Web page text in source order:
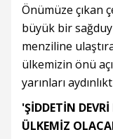
Önümüze çıkan
büyük bir
menziline
ülkemizin önü
yarınları
'ŞİDDETİN
ÜLKEMİZ